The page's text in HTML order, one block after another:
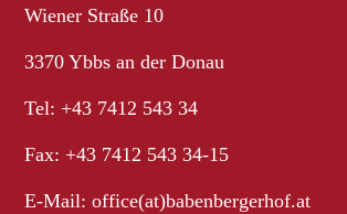
Wiener Straße 10
3370 Ybbs an der Donau
Tel: +43 7412 543 34
Fax: +43 7412 543 34-15
E-Mail:office(at)babenbergerhof.at